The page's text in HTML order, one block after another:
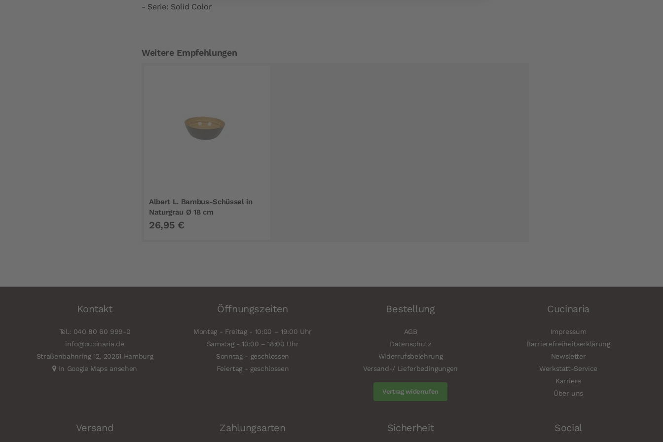
- Serie: Solid Color
Weitere Empfehlungen
Albert L. Bambus-Schüssel in
Naturgrau Ø 18 cm
26,95 €
Kontakt
Tel.: 040 80 60 999-0
info@cucinaria.de
Straßenbahnring 12, 20251 Hamburg
In Google Maps ansehen
Öffnungszeiten
Montag - Freitag - 10:00 – 19:00 Uhr
Samstag - 10:00 – 18:00 Uhr
Sonntag - geschlossen
Feiertag - geschlossen
Bestellung
AGB
Datenschutz
Widerrufsbelehrung
Versand-/ Lieferbedingungen
Vertrag widerrufen
Cucinaria
Impressum
Barrierefreiheitserklärung
Newsletter
Werkstatt-Service
Karriere
Über uns
Versand Zahlungsarten Sicherheit Social